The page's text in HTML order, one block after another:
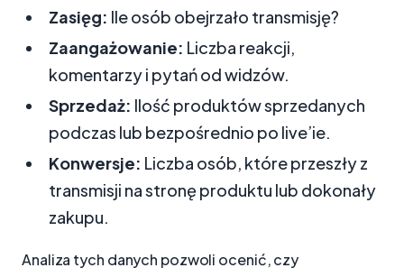
Zasięg: Ile osób obejrzało transmisję?
Zaangażowanie: Liczba reakcji,
komentarzy i pytań od widzów.
Sprzedaż: Ilość produktów sprzedanych
podczas lub bezpośrednio po live’ie.
Konwersje: Liczba osób, które przeszły z
transmisji na stronę produktu lub dokonały
zakupu.
Analiza tych danych pozwoli ocenić, czy